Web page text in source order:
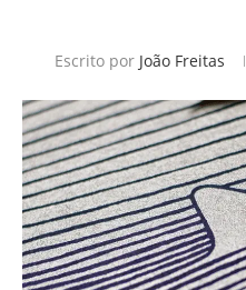
Escrito por João Freitas